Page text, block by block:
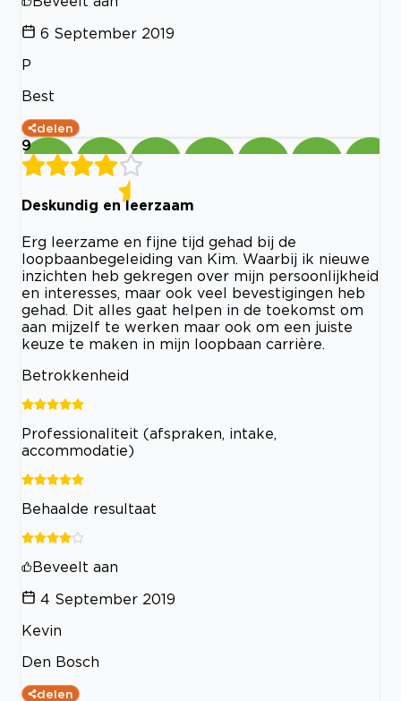
6 September 2019
P
Best
delen
9
Deskundig en leerzaam
Erg leerzame en fijne tijd gehad bij de
loopbaanbegeleiding van Kim. Waarbij ik nieuwe
inzichten heb gekregen over mijn persoonlijkheid
en interesses, maar ook veel bevestigingen heb
gehad. Dit alles gaat helpen in de toekomst om
aan mijzelf te werken maar ook om een juiste
keuze te maken in mijn loopbaan carrière.
Betrokkenheid
Professionaliteit (afspraken, intake,
accommodatie)
Behaalde resultaat
Beveelt aan
4 September 2019
Kevin
Den Bosch
delen